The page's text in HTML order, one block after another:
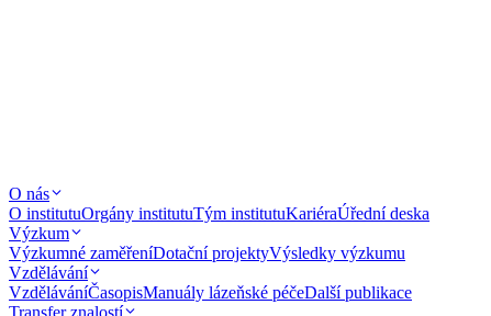
O nás
O institutuOrgány institutuTým institutuKariéraÚřední deska
Výzkum
Výzkumné zaměřeníDotační projektyVýsledky výzkumu
Vzdělávání
VzděláváníČasopisManuály lázeňské péčeDalší publikace
Transfer znalostí